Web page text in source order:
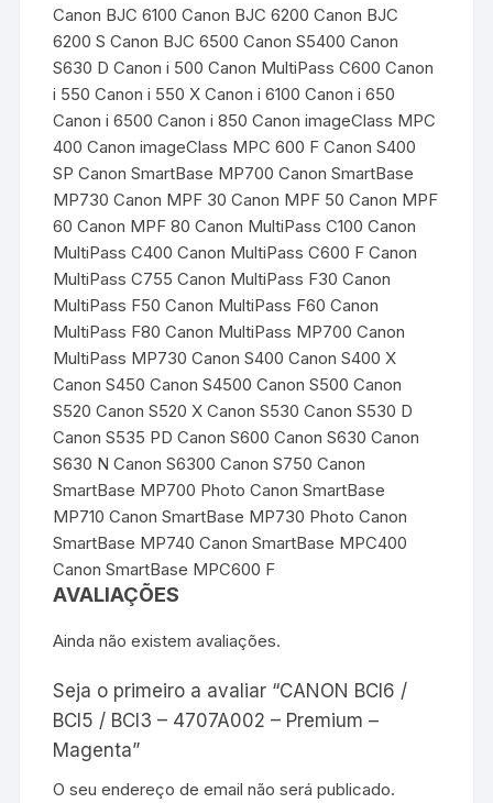
Canon BJC 6100 Canon BJC 6200 Canon BJC
6200 S Canon BJC 6500 Canon S5400 Canon
S630 D Canon i 500 Canon MultiPass C600 Canon
i 550 Canon i 550 X Canon i 6100 Canon i 650
Canon i 6500 Canon i 850 Canon imageClass MPC
400 Canon imageClass MPC 600 F Canon S400
SP Canon SmartBase MP700 Canon SmartBase
MP730 Canon MPF 30 Canon MPF 50 Canon MPF
60 Canon MPF 80 Canon MultiPass C100 Canon
MultiPass C400 Canon MultiPass C600 F Canon
MultiPass C755 Canon MultiPass F30 Canon
MultiPass F50 Canon MultiPass F60 Canon
MultiPass F80 Canon MultiPass MP700 Canon
MultiPass MP730 Canon S400 Canon S400 X
Canon S450 Canon S4500 Canon S500 Canon
S520 Canon S520 X Canon S530 Canon S530 D
Canon S535 PD Canon S600 Canon S630 Canon
S630 N Canon S6300 Canon S750 Canon
SmartBase MP700 Photo Canon SmartBase
MP710 Canon SmartBase MP730 Photo Canon
SmartBase MP740 Canon SmartBase MPC400
Canon SmartBase MPC600 F
AVALIAÇÕES
Ainda não existem avaliações.
Seja o primeiro a avaliar “CANON BCI6 /
BCI5 / BCI3 – 4707A002 – Premium –
Magenta”
O seu endereço de email não será publicado.